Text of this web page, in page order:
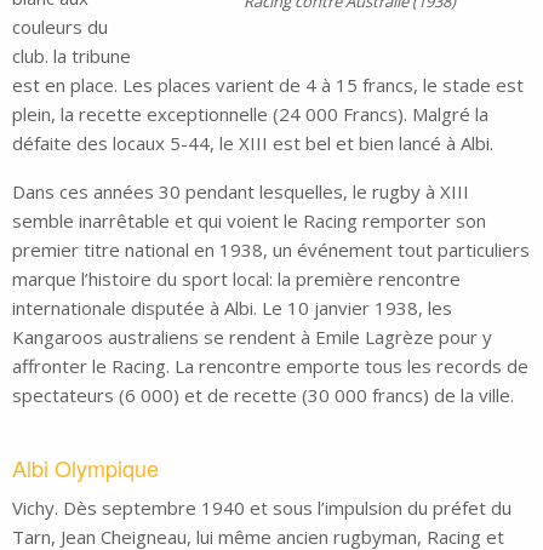
couleurs du
club. la tribune
est en place. Les places varient de 4 à 15 francs, le stade est
plein, la recette exceptionnelle (24 000 Francs). Malgré la
défaite des locaux 5-44, le XIII est bel et bien lancé à Albi.
Dans ces années 30 pendant lesquelles, le rugby à XIII
semble inarrêtable et qui voient le Racing remporter son
premier titre national en 1938, un événement tout particuliers
marque l’histoire du sport local: la première rencontre
internationale disputée à Albi. Le 10 janvier 1938, les
Kangaroos australiens se rendent à Emile Lagrèze pour y
affronter le Racing. La rencontre emporte tous les records de
spectateurs (6 000) et de recette (30 000 francs) de la ville.
Albi Olympique
Vichy. Dès septembre 1940 et sous l’impulsion du préfet du
Tarn, Jean Cheigneau, lui même ancien rugbyman, Racing et